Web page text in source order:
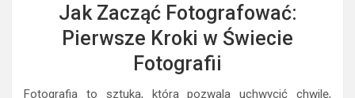
Jak Zacząć Fotografować:
Pierwsze Kroki w Świecie
Fotografii
Fotografia to sztuka, która pozwala uchwycić chwilę,